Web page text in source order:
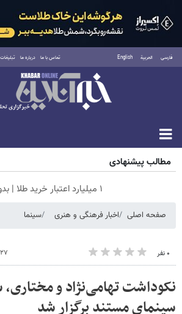
فارسی العربية English تماس با ما درباره ما تبلیغات
شنبه ۱۷ مرداد ۱۴۰۵
مطالب پیشنهادی
۱ میلیارد اعتبار خرید طلا | بدون ضامن و چک
صفحه اصلی اخبار فرهنگی و هنری سینما
۰ نفر ۲۷ تیر ۱۳۹۸ - ۱۰:۵۳
نکوداشت تهامی‌نژاد و
سینمای مستند برگزار شد